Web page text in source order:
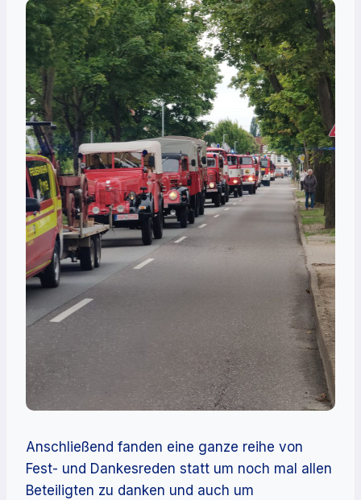
Anschließend fanden eine ganze reihe von
Fest- und Dankesreden statt um noch mal allen
Beteiligten zu danken und auch um